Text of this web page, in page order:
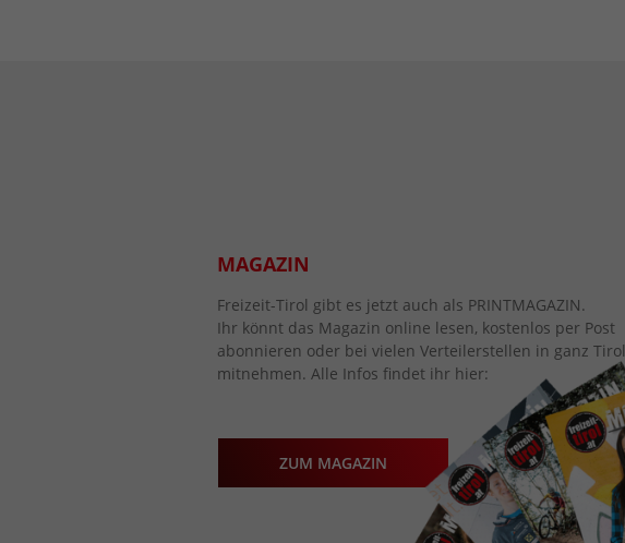
MAGAZIN
Freizeit-Tirol gibt es jetzt auch als PRINTMAGAZIN.
Ihr könnt das Magazin online lesen, kostenlos per Post
abonnieren oder bei vielen Verteilerstellen in ganz Tirol
mitnehmen. Alle Infos findet ihr hier:
ZUM MAGAZIN